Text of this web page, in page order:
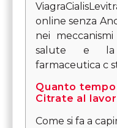
online senza
nei
salute e la
farmaceutica c
Quanto
Citrate al
Come si fa a